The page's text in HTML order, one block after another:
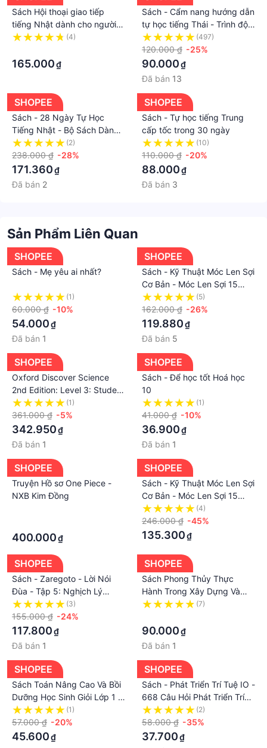
- Nhà xuất bản Nhà Xuất Bản Hồng Đức
- Tác giả Diễm Hương
- Loại bìa Bìa mềm
- Số trang 250
- Ngày xuất bản 2020
#sachngoaingu, #sachngoaivan, #sachgiaoduc,
#mcbooks, #nhasachonline, #giaotrinhhanngu,
#tiengtrungcongxuong, #giaotrinhboya,
#tuvungtiengtrung, #sachtiengtrung,
#hoctiengtrungcoban, #hoctiengtrungquoc,
#tuhoctiengtrung, #tiengtrunggiaotiep,
#joyfulchinesevuihoctiengtrung, #tapvietchuhan
Sách Hội thoại giao tiếp
tiếng Nhật dành cho người
tự học
(4)
165.000₫
Sách - Cẩm nang hướng dẫn
tự học tiếng Thái - Trình độ
Sơ cấp - Trung cấp
(497)
120.000 ₫ -25%
90.000₫
Đã bán 13
SHOPEE
Sách - 28 Ngày Tự Học
Tiếng Nhật - Bộ Sách Dành
Cho Người Mới Bắt Đầu
Mcbooks
(2)
238.000 ₫ -28%
171.360₫
Đã bán 2
SHOPEE
Sách - Tự học tiếng Trung
cấp tốc trong 30 ngày
(10)
110.000 ₫ -20%
88.000₫
Đã bán 3
Sản Phẩm Liên Quan
SHOPEE
Sách - Mẹ yêu ai nhất?
(1)
60.000 ₫ -10%
54.000₫
Đã bán 1
SHOPEE
Sách - Kỹ Thuật Móc Len Sợi
Cơ Bản - Móc Len Sợi 15
Mẫu Thời Trang - Móc Len
Sợi Tấm Lót, Thảm
(5)
162.000 ₫ -26%
119.880₫
Đã bán 5
SHOPEE
Oxford Discover Science
2nd Edition: Level 3: Student
Book With Online Practice
(1)
361.000 ₫ -5%
342.950₫
Đã bán 1
SHOPEE
Sách - Để học tốt Hoá học
10
(1)
41.000 ₫ -10%
36.900₫
Đã bán 1
SHOPEE
Truyện Hồ sơ One Piece -
NXB Kim Đồng
400.000₫
SHOPEE
Sách - Kỹ Thuật Móc Len Sợi
Cơ Bản - Móc Len Sợi 15
Mẫu - Móc Len Sợi Tấm Lót -
Móc Len Sợi Hè Thu - Móc
Len Sợi Xuân Hè
(4)
246.000 ₫ -45%
135.300₫
SHOPEE
Sách - Zaregoto - Lời Nói
Đùa - Tập 5: Nghịch Lý
Quân Xúc Xắc 2 - Lời Bao
Biện Của Kẻ Thất Bại
(3)
155.000 ₫ -24%
117.800₫
Đã bán 1
SHOPEE
Sách Phong Thủy Thực
Hành Trong Xây Dựng Và
Kiến Trúc Nhà Ở
(7)
90.000₫
Đã bán 1
SHOPEE
Sách Toán Nâng Cao Và Bồi
Dưỡng Học Sinh Giỏi Lớp 1 -
Nâng Cao Kiến Thức Ngoài
Chương Trình Trên Lớp
(1)
57.000 ₫ -20%
45.600₫
SHOPEE
Sách - Phát Triển Trí Tuệ IO -
668 Câu Hỏi Phát Triển Trí
Thông Minh Cho Trẻ - Tập 3
(2)
58.000 ₫ -35%
37.700₫